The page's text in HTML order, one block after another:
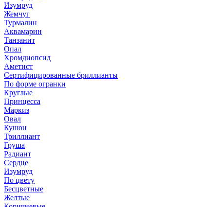
Изумруд
Жемчуг
Турмалин
Аквамарин
Танзанит
Опал
Хромдиопсид
Аметист
Сертифицированные бриллианты
По форме огранки
Круглые
Принцесса
Маркиз
Овал
Кушон
Триллиант
Груша
Радиант
Сердце
Изумруд
По цвету
Бесцветные
Желтые